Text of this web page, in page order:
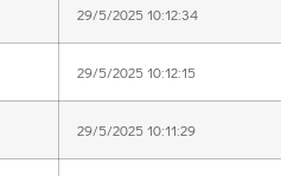
29/5/2025 10:12:34
29/5/2025 10:12:15
29/5/2025 10:11:29